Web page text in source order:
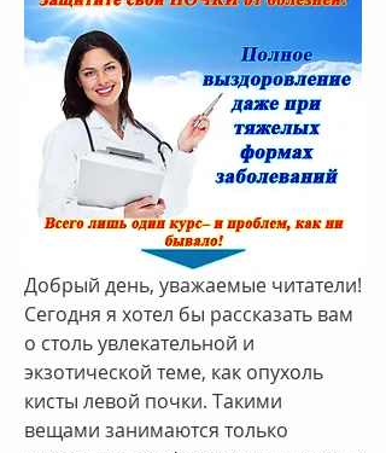
Добрый день, уважаемые читатели!
Сегодня я хотел бы рассказать вам
о столь увлекательной и
экзотической теме, как опухоль
кисты левой почки. Такими
вещами занимаются только